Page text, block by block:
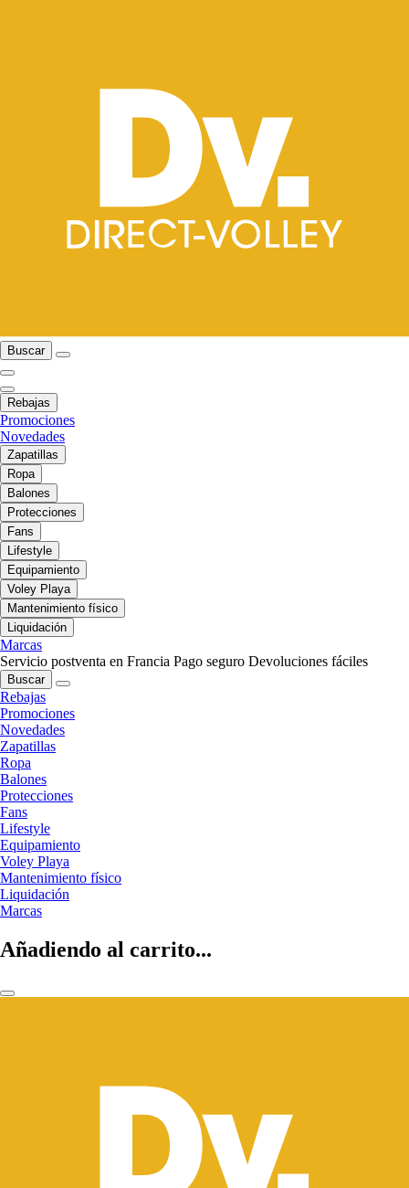
Buscar
Rebajas
Promociones
Novedades
Zapatillas
Ropa
Balones
Protecciones
Fans
Lifestyle
Equipamiento
Voley Playa
Mantenimiento físico
Liquidación
Marcas
Servicio postventa en Francia Pago seguro Devoluciones fáciles
Buscar
Rebajas
Promociones
Novedades
Zapatillas
Ropa
Balones
Protecciones
Fans
Lifestyle
Equipamiento
Voley Playa
Mantenimiento físico
Liquidación
Marcas
Añadiendo al carrito...